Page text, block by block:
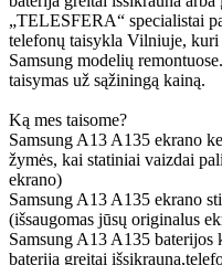
„TELESFERA“ specialistai
telefonų taisykla Vilniuje,
Samsung modelių
taisymas už sąžiningą kainą.
Ką mes taisome?
Samsung A13 A135 ekrano
žymės, kai statiniai vaizdai
ekrano)
Samsung A13 A135 ekrano
(išsaugomas jūsų originalus
Samsung A13 A135 baterijos
baterija greitai